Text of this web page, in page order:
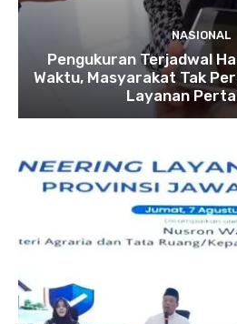
NASIONAL
Pengukuran Terjadwal
Waktu, Masyarakat Tak
Layanan